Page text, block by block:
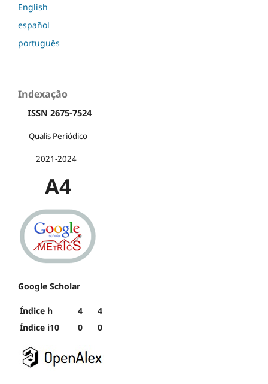
English
español
português
Indexação
ISSN 2675-7524
Qualis Periódico
2021-2024
A4
Google Scholar
Índice h 4
4
Índice i10
0 0